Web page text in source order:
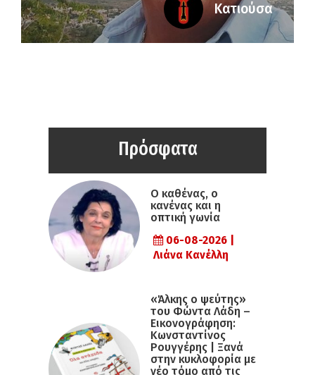
Κατιούσα
Πρόσφατα
Ο καθένας, ο
κανένας και η
οπτική γωνία
06-08-2026 |
Λιάνα Κανέλλη
«Άλκης ο ψεύτης»
του Φώντα Λάδη –
Εικονογράφηση:
Κωνσταντίνος
Ρουγγέρης | Ξανά
στην κυκλοφορία με
νέο τόμο από τις